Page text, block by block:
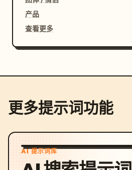
产品
查看更多
更多提示词功能
AI 提示词库